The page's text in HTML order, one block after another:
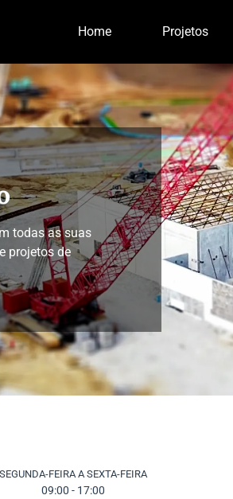
Home Projetos
todas as suas
projetos de
SEGUNDA-FEIRA A SEXTA-FEIRA
09:00 - 17:00